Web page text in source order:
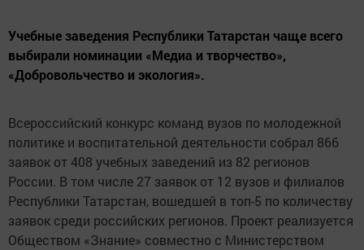
Учебные заведения Республики Татарстан чаще всего
выбирали номинации «Медиа и творчество»,
«Добровольчество и экология».
Всероссийский конкурс команд вузов по молодежной
политике и воспитательной деятельности собрал 866
заявок от 408 учебных заведений из 82 регионов
России. В том числе 27 заявок от 12 вузов и филиалов
Республики Татарстан, вошедшей в топ-5 по количеству
заявок среди российских регионов. Проект реализуется
Обществом «Знание» совместно с Министерством